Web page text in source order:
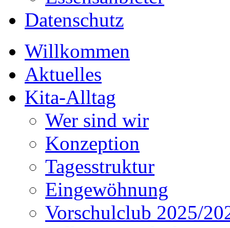
Datenschutz
Willkommen
Aktuelles
Kita-Alltag
Wer sind wir
Konzeption
Tagesstruktur
Eingewöhnung
Vorschulclub 2025/